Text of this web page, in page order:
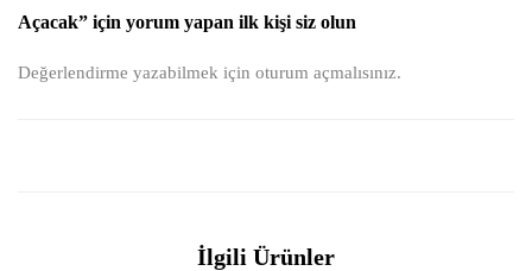
Açacak” için yorum yapan ilk kişi siz olun
Değerlendirme yazabilmek için oturum açmalısınız.
İlgili Ürünler